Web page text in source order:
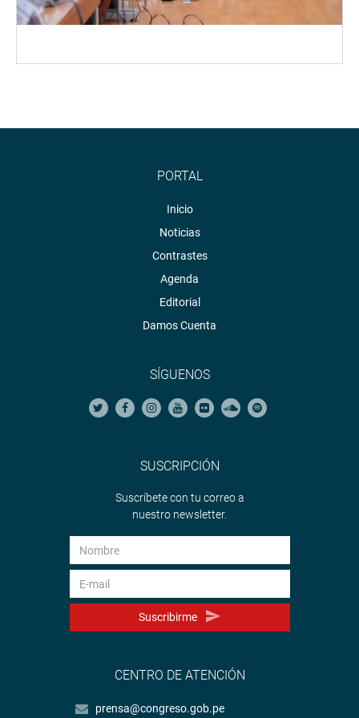
PORTAL
Inicio
Noticias
Contrastes
Agenda
Editorial
Damos Cuenta
SÍGUENOS
SUSCRIPCIÓN
Suscríbete con tu correo a
nuestro newsletter.
Suscribirme
CENTRO DE ATENCIÓN
prensa@congreso.gob.pe